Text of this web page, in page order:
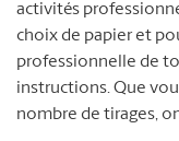
activités
choix de papier et
professionnelle de
instructions. Que
nombre de tirages,